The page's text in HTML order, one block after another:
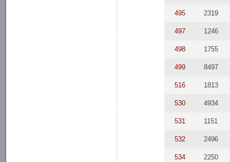
495 2319
497 1246
498 1755
499 8497
516 1813
530 4934
531 1151
532 2496
534 2250